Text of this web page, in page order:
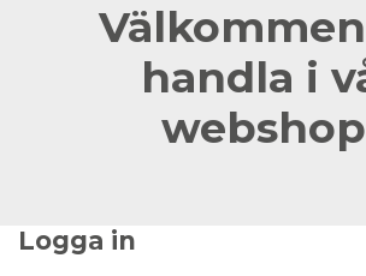
handla i
Logga in